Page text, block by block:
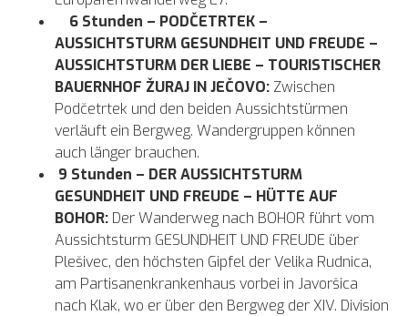
6 Stunden – PODČETRTEK –
AUSSICHTSTURM GESUNDHEIT UND FREUDE –
AUSSICHTSTURM DER LIEBE – TOURISTISCHER
BAUERNHOF ŽURAJ IN JEČOVO: Zwischen
Podčetrtek und den beiden Aussichtstürmen
verläuft ein Bergweg. Wandergruppen können
auch länger brauchen.
9 Stunden – DER AUSSICHTSTURM
GESUNDHEIT UND FREUDE – HÜTTE AUF
BOHOR: Der Wanderweg nach BOHOR führt vom
Aussichtsturm GESUNDHEIT UND FREUDE über
Plešivec, den höchsten Gipfel der Velika Rudnica,
am Partisanenkrankenhaus vorbei in Javoršica
nach Klak, wo er über den Bergweg der XIV. Division